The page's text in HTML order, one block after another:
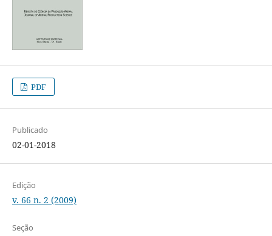
PDF
Publicado
02-01-2018
Edição
v. 66 n. 2 (2009)
Seção